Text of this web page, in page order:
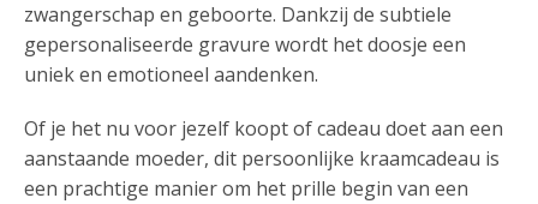
zwangerschap en geboorte. Dankzij de subtiele
gepersonaliseerde gravure wordt het doosje een
uniek en emotioneel aandenken.
Of je het nu voor jezelf koopt of cadeau doet aan een
aanstaande moeder, dit persoonlijke kraamcadeau is
een prachtige manier om het prille begin van een